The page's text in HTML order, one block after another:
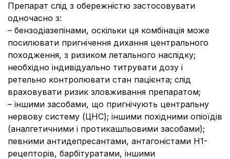
Препарат слід з обережністю застосовувати
одночасно з:
– бензодіазепінами, оскільки ця комбінація може
посилювати пригнічення дихання центрального
походження, з ризиком летального наслідку;
необхідно індивідуально титрувати дозу і
ретельно контролювати стан пацієнта; слід
враховувати ризик зловживання препаратом;
– іншими засобами, що пригнічують центральну
нервову систему (ЦНС); іншими похідними опіоїдів
(аналгетичними і протикашльовими засобами);
певними антидепресантами, антагоністами H1-
рецепторів, барбітуратами, іншими